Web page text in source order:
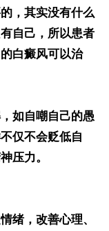
，其实没有什么
自己，所以患者
白癜风可以治
如自嘲自己的愚
仅不会贬低自
压力。
，改善心理、